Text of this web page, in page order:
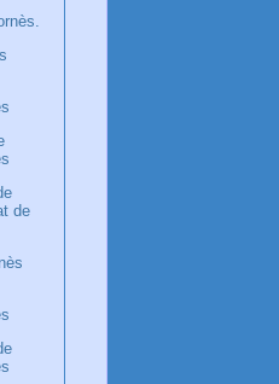
de